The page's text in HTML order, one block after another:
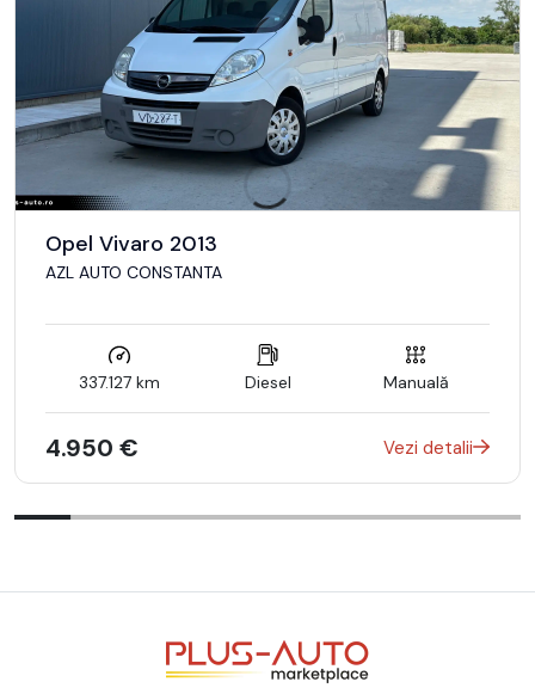
Opel Vivaro 2013
AZL AUTO CONSTANTA
337.127 km Diesel Manuală
4.950 € Vezi detalii